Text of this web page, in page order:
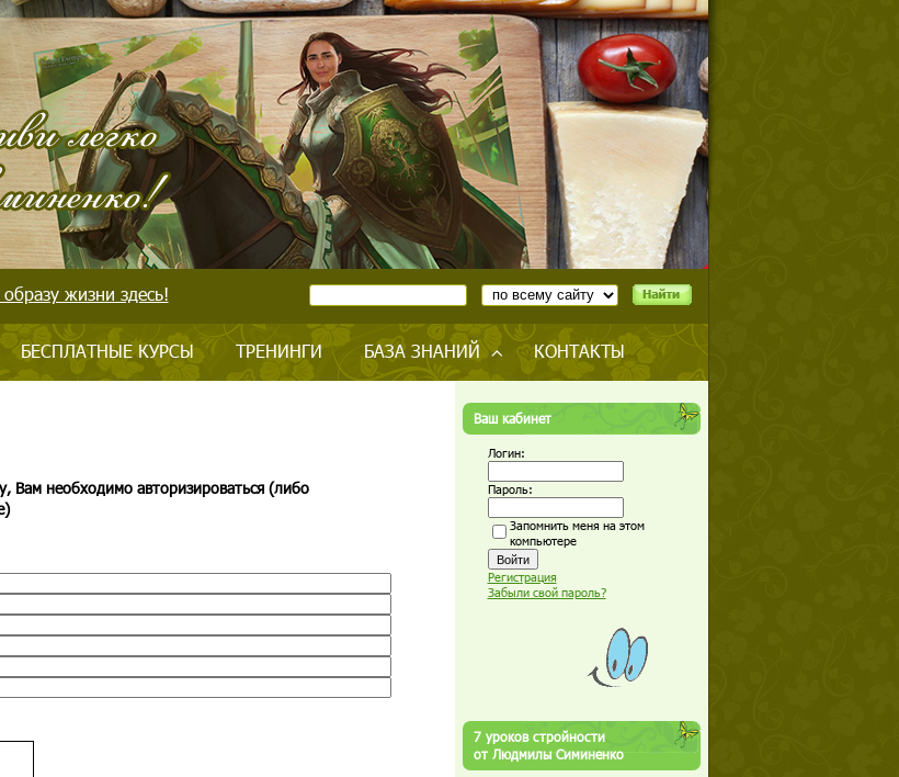
жизни здесь!
БЕСПЛАТНЫЕ КУРСЫ ТРЕНИНГИ БАЗА ЗНАНИЙ КОНТАКТЫ
Вам необходимо авторизироваться (либо
Ваш кабинет
Логин:
Пароль:
Запомнить меня на этом
компьютере
Регистрация
Забыли свой пароль?
7 уроков стройности
от Людмилы Симиненко